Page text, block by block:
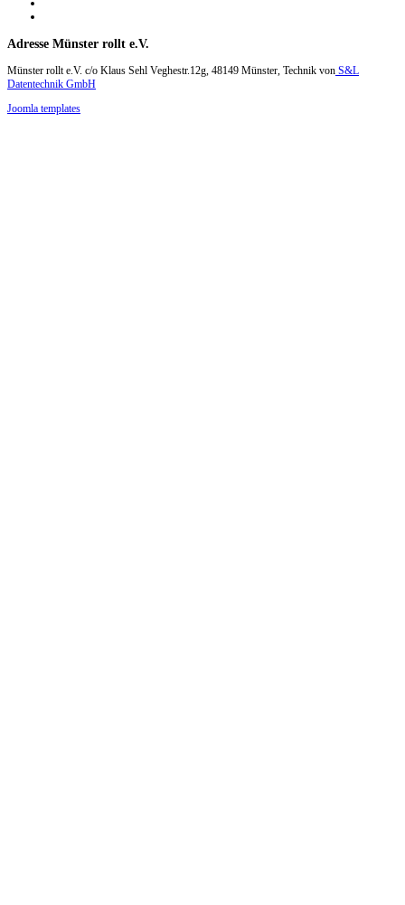
Adresse Münster rollt e.V.
Münster rollt e.V. c/o Klaus Sehl Veghestr.12g, 48149 Münster, Technik von S&L
Datentechnik GmbH
Joomla templates